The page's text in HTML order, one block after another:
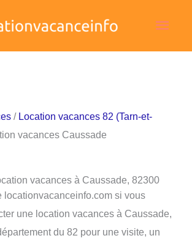
/ Location vacances 82 (Tarn-et-
vacances Caussade
vacances à Caussade, 82300
locationvacanceinfo.com si vous
une location vacances à Caussade,
du 82 pour une visite, un